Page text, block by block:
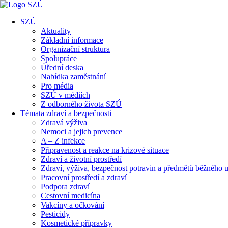
SZÚ
Aktuality
Základní informace
Organizační struktura
Spolupráce
Úřední deska
Nabídka zaměstnání
Pro média
SZÚ v médiích
Z odborného života SZÚ
Témata zdraví a bezpečnosti
Zdravá výživa
Nemoci a jejich prevence
A – Z infekce
Připravenost a reakce na krizové situace
Zdraví a životní prostředí
Zdraví, výživa, bezpečnost potravin a předmětů běžného
Pracovní prostředí a zdraví
Podpora zdraví
Cestovní medicína
Vakcíny a očkování
Pesticidy
Kosmetické přípravky